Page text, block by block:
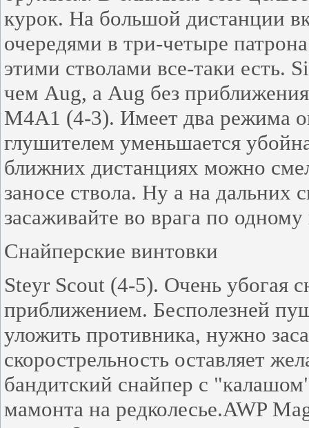
курок. На большой дистанции
очередями в три-четыре
этими стволами все-таки есть.
чем Aug, а Aug без
M4A1 (4-3). Имеет два режима
глушителем уменьшается
ближних дистанциях можно
заносе ствола. Ну а на дальних
засаживайте во врага по одному
Снайперские винтовки
Steyr Scout (4-5). Очень убогая
приближением. Бесполезней
уложить противника, нужно
скорострельность оставляет
бандитский снайпер с
мамонта на редколесье.AWP